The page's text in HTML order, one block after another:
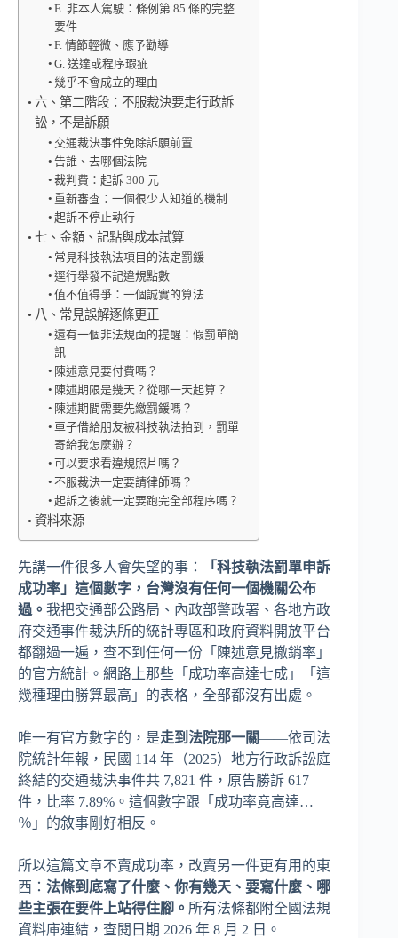
E. 非本人駕駛：條例第 85 條的完整
要件
F. 情節輕微、應予勸導
G. 送達或程序瑕疵
幾乎不會成立的理由
六、第二階段：不服裁決要走行政訴
訟，不是訴願
交通裁決事件免除訴願前置
告誰、去哪個法院
裁判費：起訴 300 元
重新審查：一個很少人知道的機制
起訴不停止執行
七、金額、記點與成本試算
常見科技執法項目的法定罰鍰
逕行舉發不記違規點數
值不值得爭：一個誠實的算法
八、常見誤解逐條更正
還有一個非法規面的提醒：假罰單簡
訊
陳述意見要付費嗎？
陳述期限是幾天？從哪一天起算？
陳述期間需要先繳罰鍰嗎？
車子借給朋友被科技執法拍到，罰單
寄給我怎麼辦？
可以要求看違規照片嗎？
不服裁決一定要請律師嗎？
起訴之後就一定要跑完全部程序嗎？
資料來源
先講一件很多人會失望的事：
「科技執法罰單申訴
成功率」這個數字，台灣沒有任何一個機關公布
過。 我把交通部公路局、內政部警政署、各地方政
府交通事件裁決所的統計專區和政府資料開放平台
都翻過一遍，查不到任何一份「陳述意見撤銷率」
的官方統計。網路上那些「成功率高達七成」「這
幾種理由勝算最高」的表格，全部都沒有出處。
唯一有官方數字的，是走到法院那一關——依司法
院統計年報，民國 114 年（2025）地方行政訴訟庭
終結的交通裁決事件共 7,821 件，原告勝訴 617
件，比率 7.89%。這個數字跟「成功率竟高達…
％」的敘事剛好相反。
所以這篇文章不賣成功率，改賣另一件更有用的東
西： 法條到底寫了什麼、你有幾天、要寫什麼、哪
些主張在要件上站得住腳。 所有法條都附全國法規
資料庫連結，查閱日期 2026 年 8 月 2 日。